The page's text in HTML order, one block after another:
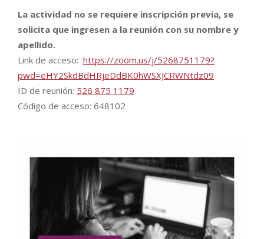
La actividad no se requiere inscripción previa, se
solicita que ingresen a la reunión con su nombre y
apellido.
Link de acceso: https://zoom.us/j/5268751179?
pwd=eHY2SkdBdHRjeDdBK0hWSXJCRWNtdz09
ID de reunión: 526 875 1179
Código de acceso: 648102